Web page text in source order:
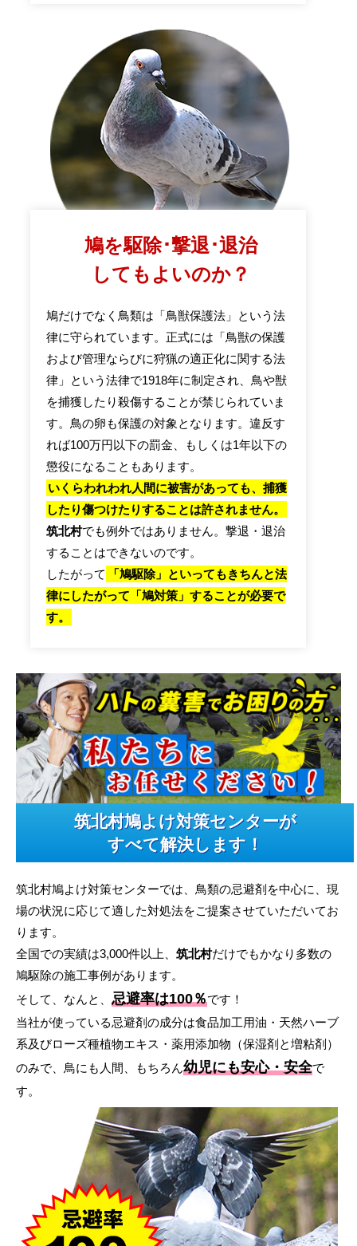
鳩を駆除･撃退･退治
してもよいのか？
鳩だけでなく鳥類は「鳥獣保護法」という法
律に守られています。正式には「鳥獣の保護
および管理ならびに狩猟の適正化に関する法
律」という法律で1918年に制定され、鳥や獣
を捕獲したり殺傷することが禁じられていま
す。鳥の卵も保護の対象となります。違反す
れば100万円以下の罰金、もしくは1年以下の
懲役になることもあります。
いくらわれわれ人間に被害があっても、捕獲
したり傷つけたりすることは許されません。
筑北村でも例外ではありません。撃退・退治
することはできないのです。
したがって
「鳩駆除」といってもきちんと法
律にしたがって「鳩対策」することが必要で
す。
筑北村鳩よけ対策センターが
すべて解決します！
筑北村鳩よけ対策センターでは、鳥類の忌避剤を中心に、現
場の状況に応じて適した対処法をご提案させていただいてお
ります。
全国での実績は3,000件以上、 筑北村だけでもかなり多数の
鳩駆除の施工事例があります。
そして、なんと、 忌避率は100％です！
当社が使っている忌避剤の成分は食品加工用油・天然ハーブ
系及びローズ種植物エキス・薬用添加物（保湿剤と増粘剤）
のみで、鳥にも人間、もちろん幼児にも安心・安全で
す。